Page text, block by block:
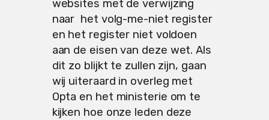
websites met de verwijzing
naar het volg-me-niet register
en het register niet voldoen
aan de eisen van deze wet. Als
dit zo blijkt te zullen zijn, gaan
wij uiteraard in overleg met
Opta en het ministerie om te
kijken hoe onze leden deze